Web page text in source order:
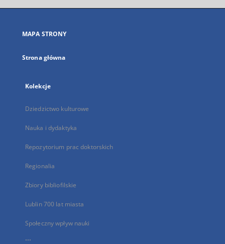
się
karcie
MAPA STRONY
Strona główna
Kolekcje
Dziedzictwo kulturowe
Nauka i dydaktyka
Repozytorium prac doktorskich
Regionalia
Zbiory bibliofilskie
Lublin 700 lat miasta
Społeczny wpływ nauki
...